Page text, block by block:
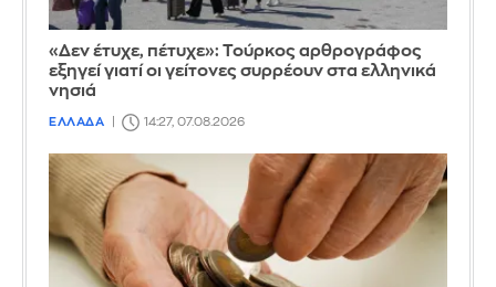
«Δεν έτυχε, πέτυχε»: Τούρκος αρθρογράφος
εξηγεί γιατί οι γείτονες συρρέουν στα ελληνικά
νησιά
ΕΛΛΑΔΑ 14:27, 07.08.2026